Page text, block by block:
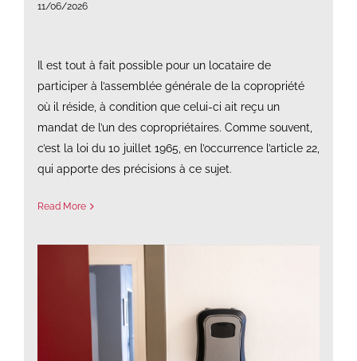
11/06/2026
Il est tout à fait possible pour un locataire de
participer à l’assemblée générale de la copropriété
où il réside, à condition que celui-ci ait reçu un
mandat de l’un des copropriétaires. Comme souvent,
c’est la loi du 10 juillet 1965, en l’occurrence l’article 22,
qui apporte des précisions à ce sujet.
Read More